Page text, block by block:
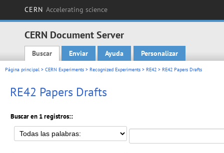
CERN Accelerating science
CERN Document Server
Main menu
Buscar Enviar Ayuda Personalizar
Página principal > CERN Experiments > Recognized Experiments > RE42 > RE42 Papers Drafts
RE42 Papers Drafts
Buscar en 1 registros::